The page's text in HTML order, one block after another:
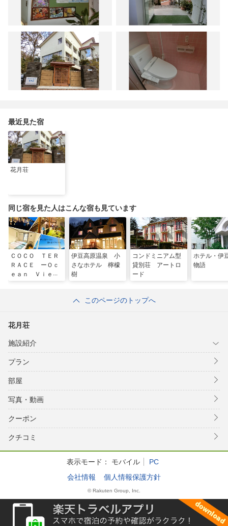
最近見た宿
花月荘
同じ宿を見た人はこんな宿も見ています
ＣＯＣＯ ＴＥＲ
ＲＡＣＥ ーＯｃ
ｅａｎ Ｖｉｅｗ
伊豆高原温泉 小
さなホテル 檸檬
樹
コンドミニアム型
貸別荘 アートロ
ード
ホテル・伊
物語
このページのトップへ
花月荘
施設紹介
プラン
部屋
写真・動画
クーポン
クチコミ
表示モード： モバイル
PC
会社情報
個人情報保護方針
© Rakuten Group, Inc.